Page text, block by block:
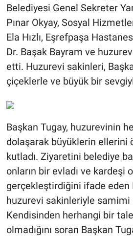
Belediyesi Genel Sekreter
Pınar Okyay, Sosyal
Ela Hızlı, Eşrefpaşa
Dr. Başak Bayram ve
etti. Huzurevi sakinleri,
çiçeklerle ve büyük bir
Başkan Tugay, huzurevinin
dolaşarak büyüklerin ellerini
kutladı. Ziyaretini belediye
onların bir evladı ve kardeşi
gerçekleştirdiğini ifade eden
huzurevi sakinleriyle samimi
Kendisinden herhangi bir
olmadığını soran Başkan